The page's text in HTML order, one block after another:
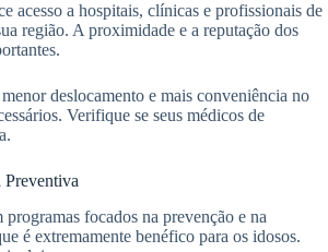
acesso a hospitais, clínicas e profissionais de
região. A proximidade e a reputação dos
deslocamento e mais conveniência no
Verifique se seus médicos de
Preventiva
focados na prevenção e na
é extremamente benéfico para os idosos.